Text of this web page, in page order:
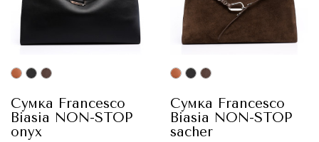
Сумка Francеsco
Biasia NON-STOP
onyx
Сумка Francеsco
Biasia NON-STOP
sacher